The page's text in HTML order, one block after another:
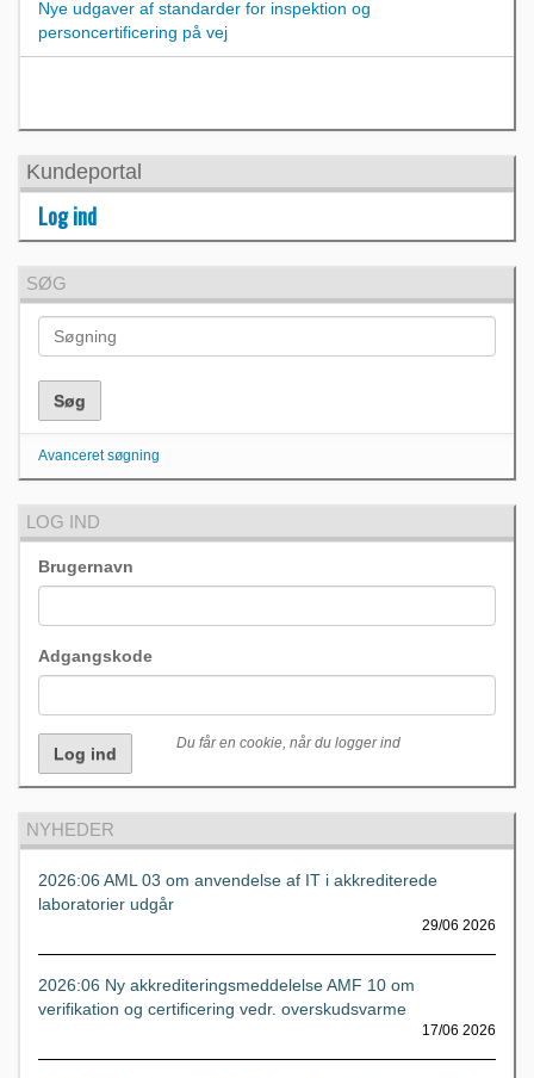
Nye udgaver af standarder for inspektion og
personcertificering på vej
Kundeportal
Log ind
SØG
Avanceret søgning
LOG IND
Brugernavn
Adgangskode
Du får en cookie, når du logger ind
NYHEDER
2026:06 AML 03 om anvendelse af IT i akkrediterede
laboratorier udgår
29/06 2026
2026:06 Ny akkrediteringsmeddelelse AMF 10 om
verifikation og certificering vedr. overskudsvarme
17/06 2026